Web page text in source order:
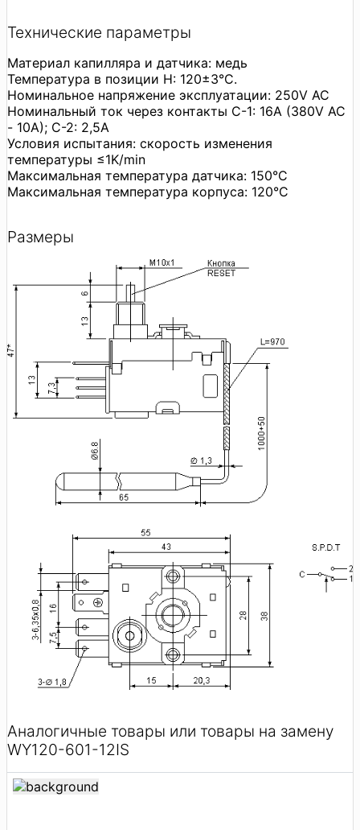
Технические параметры
Материал капилляра и датчика: медь
Температура в позиции H: 120±3°C.
Номинальное напряжение эксплуатации: 250V AC
Номинальный ток через контакты C-1: 16A (380V AC
- 10A); C-2: 2,5A
Условия испытания: скорость изменения
температуры ≤1K/min
Максимальная температура датчика: 150°C
Максимальная температура корпуса: 120°C
Размеры
Аналогичные товары или товары на замену
WY120-601-12IS